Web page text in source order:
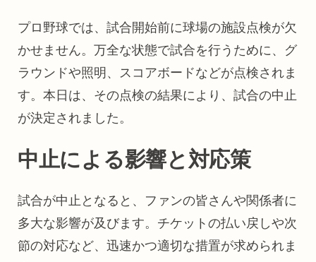
プロ野球では、試合開始前に球場の施設点検が欠
かせません。万全な状態で試合を行うために、グ
ラウンドや照明、スコアボードなどが点検されま
す。本日は、その点検の結果により、試合の中止
が決定されました。
中止による影響と対応策
試合が中止となると、ファンの皆さんや関係者に
多大な影響が及びます。チケットの払い戻しや次
節の対応など、迅速かつ適切な措置が求められま